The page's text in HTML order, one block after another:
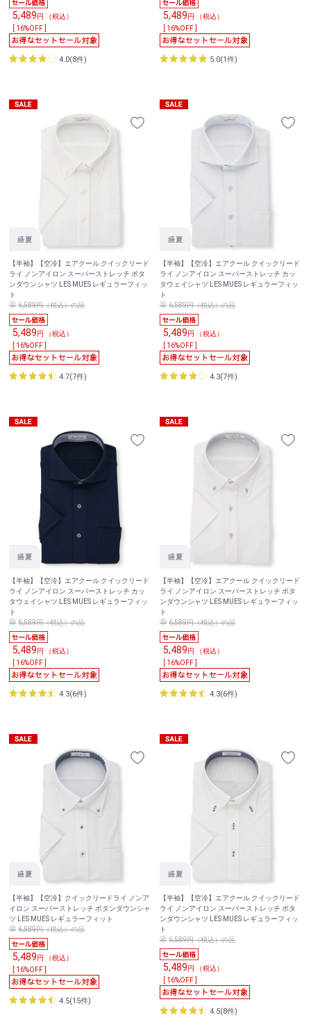
5,489円 （税込）
[ 16%OFF ]
4.0(8件)
5,489円 （税込）
[ 16%OFF ]
5.0(1件)
【半袖】【空冷】エアクール クイックリード
ライ ノンアイロン スーパーストレッチ ボタ
ンダウンシャツ LES MUES レギュラーフィッ
ト
6,589円（税込）の品
5,489円 （税込）
[ 16%OFF ]
4.7(7件)
【半袖】【空冷】エアクール クイックリード
ライ ノンアイロン スーパーストレッチ カッ
タウェイシャツ LES MUES レギュラーフィッ
ト
6,589円（税込）の品
5,489円 （税込）
[ 16%OFF ]
4.3(7件)
【半袖】【空冷】エアクール クイックリード
ライ ノンアイロン スーパーストレッチ カッ
タウェイシャツ LES MUES レギュラーフィッ
ト
6,589円（税込）の品
5,489円 （税込）
[ 16%OFF ]
4.3(6件)
【半袖】【空冷】エアクール クイックリード
ライ ノンアイロン スーパーストレッチ ボタ
ンダウンシャツ LES MUES レギュラーフィッ
ト
6,589円（税込）の品
5,489円 （税込）
[ 16%OFF ]
4.3(6件)
【半袖】【空冷】クイックリードライ ノンア
イロン スーパーストレッチ ボタンダウンシャ
ツ LES MUES レギュラーフィット
6,589円（税込）の品
5,489円 （税込）
[ 16%OFF ]
4.5(15件)
【半袖】【空冷】エアクール クイックリード
ライ ノンアイロン スーパーストレッチ ボタ
ンダウンシャツ LES MUES レギュラーフィッ
ト
6,589円（税込）の品
5,489円 （税込）
[ 16%OFF ]
4.5(8件)